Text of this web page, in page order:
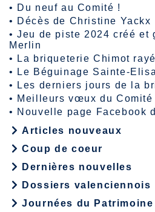
• Du neuf au Comité !
• Décès de Christine Yackx
•Jeu de piste 2024 créé et
Merlin
•
La briqueterie Chimot
•
Le Béguinage Sainte-
•
Les derniers jours de la
• Meilleurs vœux du Comité
• Nouvelle page Facebook
Articles nouveaux
Coup de coeur
Dernières nouvelles
Dossiers valenciennois
Journées du Patrimoine